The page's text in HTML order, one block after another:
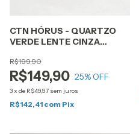
CTN HÓRUS - QUARTZO
VERDE LENTE CINZA
R$149,90
R$199,90
25% OFF
3x de R$49,97 sem juros
R$142,41 com Pix